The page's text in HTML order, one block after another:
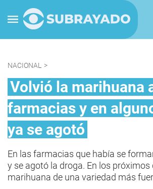
NACIONAL >
Volvió la marihuana
farmacias y en
ya se agotó
En las farmacias que había se
y se agotó la droga. En los próximos
marihuana de una variedad más